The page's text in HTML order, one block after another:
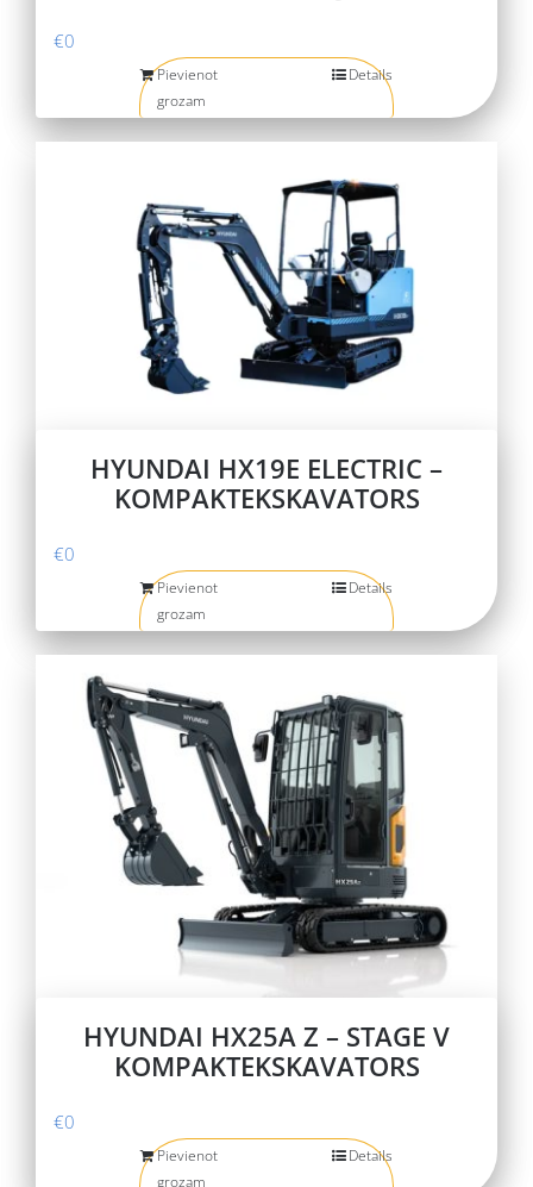
€0
Pievienot
grozam
Details
HYUNDAI HX19E ELECTRIC –
KOMPAKTEKSKAVATORS
€0
Pievienot
grozam
Details
HYUNDAI HX25A Z – STAGE V
KOMPAKTEKSKAVATORS
€0
Pievienot
grozam
Details